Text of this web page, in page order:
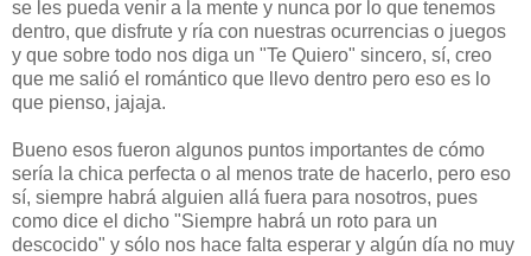
se les pueda venir a la mente y nunca por lo que tenemos
dentro, que disfrute y ría con nuestras ocurrencias o juegos
y que sobre todo nos diga un "Te Quiero" sincero, sí, creo
que me salió el romántico que llevo dentro pero eso es lo
que pienso, jajaja.
Bueno esos fueron algunos puntos importantes de cómo
sería la chica perfecta o al menos trate de hacerlo, pero eso
sí, siempre habrá alguien allá fuera para nosotros, pues
como dice el dicho "Siempre habrá un roto para un
descocido" y sólo nos hace falta esperar y algún día no muy